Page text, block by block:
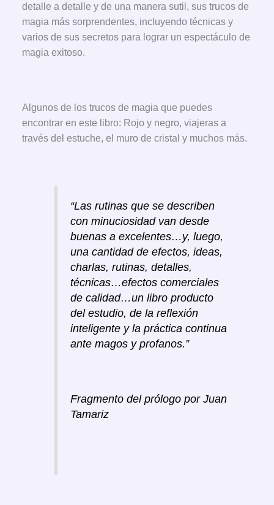
detalle a detalle y de una manera sutil, sus trucos de
magia más sorprendentes, incluyendo técnicas y
varios de sus secretos para lograr un espectáculo de
magia exitoso.
Algunos de los trucos de magia que puedes
encontrar en este libro: Rojo y negro, viajeras a
través del estuche, el muro de cristal y muchos más.
“Las rutinas que se describen
con minuciosidad van desde
buenas a excelentes…y, luego,
una cantidad de efectos, ideas,
charlas, rutinas, detalles,
técnicas…efectos comerciales
de calidad…un libro producto
del estudio, de la reflexión
inteligente y la práctica continua
ante magos y profanos.”
Fragmento del prólogo por Juan
Tamariz